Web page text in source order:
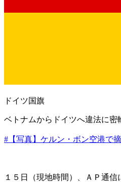
ドイツ国旗
ベトナムからドイツへ違法に密
#【写真】ケルン・ボン空港で
１５日（現地時間）、ＡＰ通